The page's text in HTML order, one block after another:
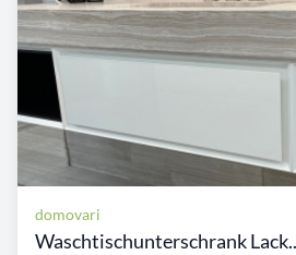
domovari
Waschtischunterschrank